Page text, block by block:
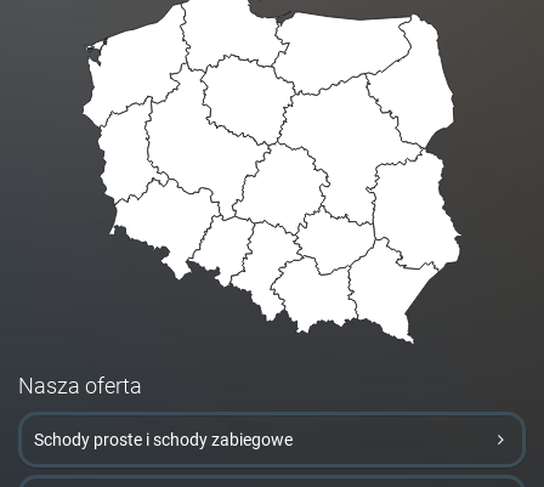
Nasza oferta
Schody proste i schody zabiegowe